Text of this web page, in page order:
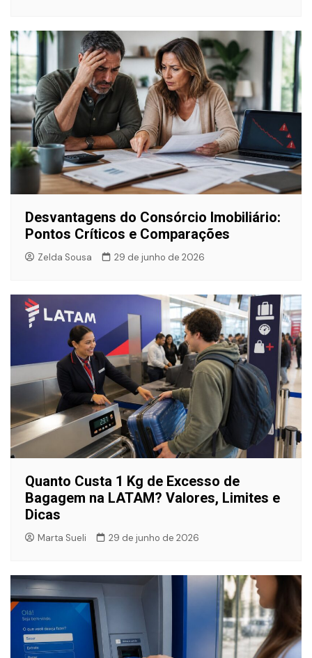
Desvantagens do Consórcio Imobiliário:
Pontos Críticos e Comparações
Zelda Sousa 29 de junho de 2026
Quanto Custa 1 Kg de Excesso de
Bagagem na LATAM? Valores, Limites e
Dicas
Marta Sueli 29 de junho de 2026